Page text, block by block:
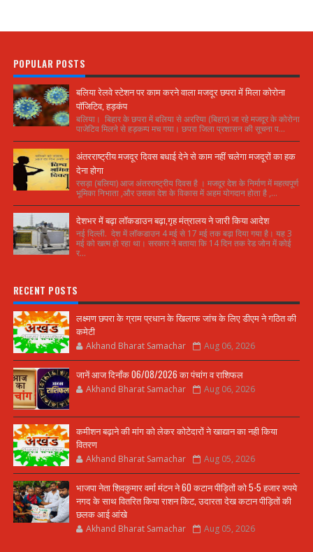
POPULAR POSTS
बलिया रेलवे स्टेशन पर काम करने वाला मजदूर छपरा में मिला कोरोना
पॉजिटिव, हड़कंप
बलिया। बिहार के छपरा में बलिया से अररिया (बिहार) जा रहे मजदूर के कोरोना
पाजेटिव मिलने से हड़कम्प मच गया। छपरा जिला प्रशासन की सूचना प...
अंतरराष्ट्रीय मजदूर दिवस बधाई देने से काम नहीं चलेगा मजदूरों का हक
देना होगा
रसड़ा (बलिया) आज अंतरराष्ट्रीय दिवस है । मजदूर देश के निर्माण में महत्वपूर्ण
भूमिका निभाता ,और उसका देश के विकास में अहम योगदान होता है ,...
देशभर में बढ़ा लॉकडाउन बढ़ा,गृह मंत्रालय ने जारी किया आदेश
नई दिल्ली. देश में लॉकडाउन 4 मई से 17 मई तक बढ़ा दिया गया है। यह 3
मई को खत्म हो रहा था। सरकार ने बताया कि 14 दिन तक रेड जोन में कोई
र...
RECENT POSTS
लक्ष्मण छपरा के ग्राम प्रधान के खिलाफ जांच के लिए डीएम ने गठित की
कमेटी
Akhand Bharat Samachar Aug 06, 2026
जानें आज दिनाँक 06/08/2026 का पंचांग व राशिफल
Akhand Bharat Samachar Aug 06, 2026
कमीशन बढ़ाने की मांग को लेकर कोटेदारों ने खाद्यान का नही किया
वितरण
Akhand Bharat Samachar Aug 05, 2026
भाजपा नेता शिवकुमार वर्मा मंटन ने 60 कटान पीड़ितों को 5-5 हजार रुपये
नगद के साथ वितरित किया राशन किट, उदारता देख कटान पीड़ितों की
छलक आई आंखे
Akhand Bharat Samachar Aug 05, 2026